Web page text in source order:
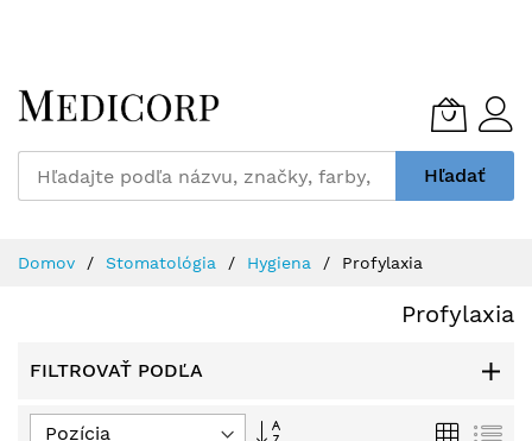
to
Content
Hľadať
Domov Stomatológia Hygiena Profylaxia
Profylaxia
FILTROVAŤ PODĽA
Nastaviť
Grid